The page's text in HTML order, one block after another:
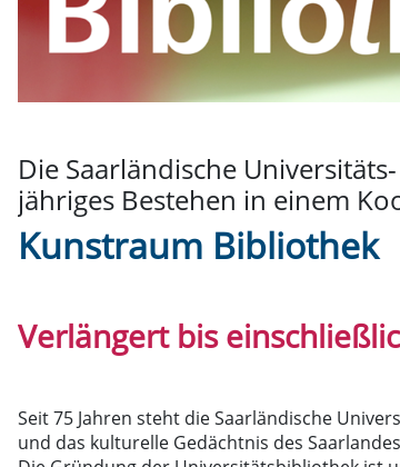
Die Saarländische
jähriges Bestehen in einem
Kunstraum Bibliothek
Verlängert bis
Seit 75 Jahren steht die Saarländische
und das kulturelle Gedächtnis des